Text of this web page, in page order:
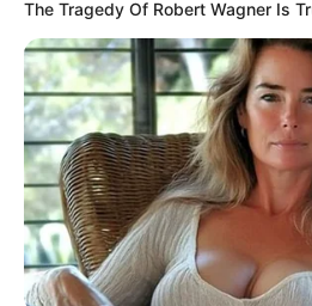
Saúde com Agente: saiba
oAtestado de Matrícula
Publicado
13.setembro.2022.Atualizadoem 27
Grupos no WhatsApp |O
ensino nas quais o estudante está
o estudante possui ou não vínculo
período, entre outras informações.
The Tragedy Of Robert Wagner Is